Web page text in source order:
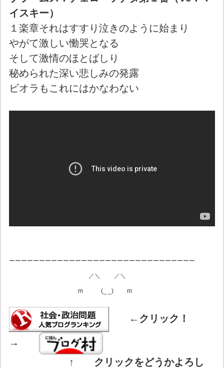
イスキー）
１楽章それはすすり泣きのように始まり
やがて激しい慟哭となる
そして激情のほとばしり
秘められた深い悲しみの発露
ビオラもこれにはかなわない
ーーーーーーーーーーーーーーーーーーーーーーーーーーーーーーー
／＼ ／＼
m (_ _) m
←クリック！
→
↑
クリックをどうかよろし